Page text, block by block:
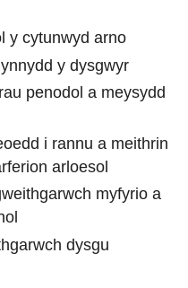
y cytunwyd arno
y dysgwyr
penodol a meysydd
i rannu a meithrin
arloesol
myfyrio a
dysgu